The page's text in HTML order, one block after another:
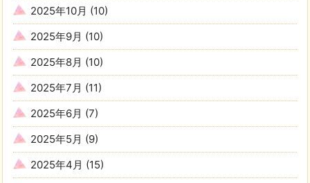
2025年10月 (10)
2025年9月 (10)
2025年8月 (10)
2025年7月 (11)
2025年6月 (7)
2025年5月 (9)
2025年4月 (15)